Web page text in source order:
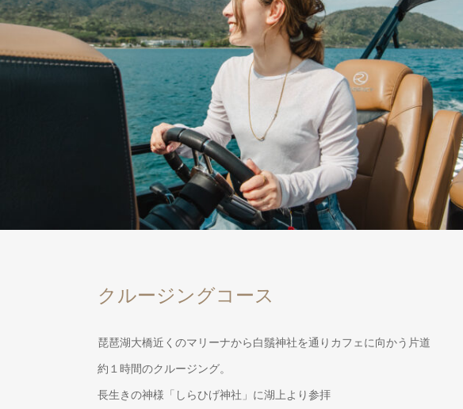
クルージングコース
琵琶湖大橋近くのマリーナから白鬚神社を通りカフェに向かう片道
約１時間のクルージング。
長生きの神様「しらひげ神社」に湖上より参拝